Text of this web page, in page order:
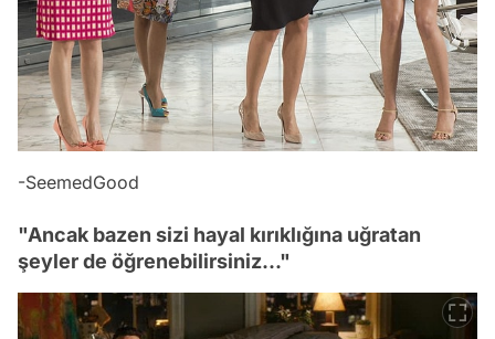
-SeemedGood
"Ancak bazen sizi hayal kırıklığına uğratan
şeyler de öğrenebilirsiniz..."